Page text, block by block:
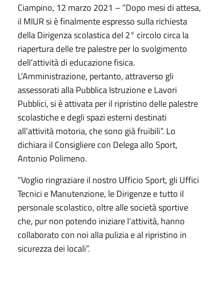
Ciampino, 12 marzo 2021 – “Dopo mesi di attesa,
il MIUR si è finalmente espresso sulla richiesta
della Dirigenza scolastica del 2° circolo circa la
riapertura delle tre palestre per lo svolgimento
dell’attività di educazione fisica.
L’Amministrazione, pertanto, attraverso gli
assessorati alla Pubblica Istruzione e Lavori
Pubblici, si è attivata per il ripristino delle palestre
scolastiche e degli spazi esterni destinati
all’attività motoria, che sono già fruibili”. Lo
dichiara il Consigliere con Delega allo Sport,
Antonio Polimeno.
“Voglio ringraziare il nostro Ufficio Sport, gli Uffici
Tecnici e Manutenzione, le Dirigenze e tutto il
personale scolastico, oltre alle società sportive
che, pur non potendo iniziare l’attività, hanno
collaborato con noi alla pulizia e al ripristino in
sicurezza dei locali”.